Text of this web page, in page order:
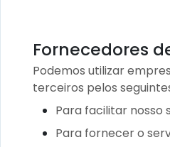
Fornecedores
Podemos utilizar
terceiros pelos
Para facilitar nosso
Para fornecer o